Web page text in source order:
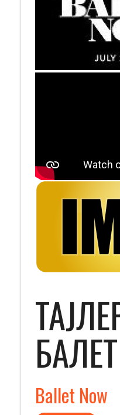
Ballet Now